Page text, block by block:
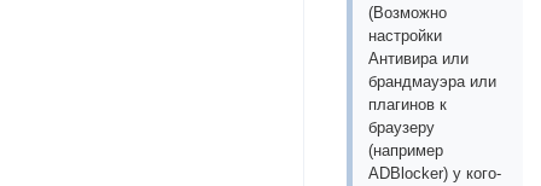
(Возможно
настройки
Антивира или
брандмауэра или
плагинов к
браузеру
(например
ADBlocker) у кого-